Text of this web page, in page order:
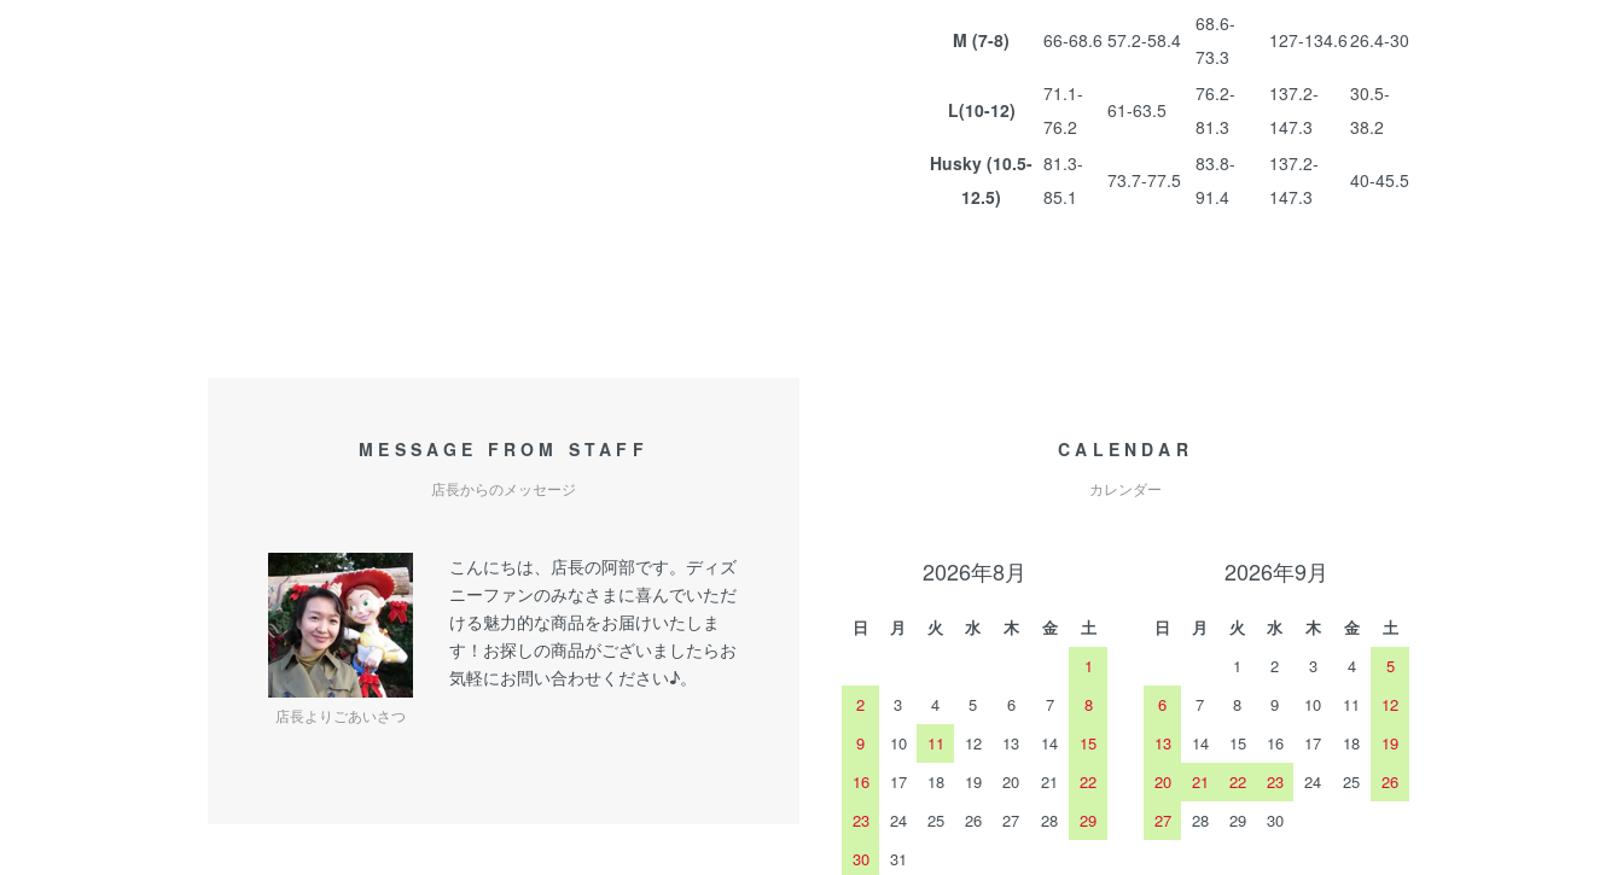
M (7-8) 66-68.6 57.2-58.4
68.6-
73.3
127-134.626.4-30
L(10-12)
71.1-
76.2
61-63.5
76.2-
81.3
137.2-
147.3
30.5-
38.2
Husky (10.5-
12.5)
81.3-
85.1
73.7-77.5
83.8-
91.4
137.2-
147.3
40-45.5
MESSAGE FROM STAFF
店長からのメッセージ
店長よりごあいさつ
こんにちは、店長の阿部です。ディズ
ニーファンのみなさまに喜んでいただ
ける魅力的な商品をお届けいたしま
す！お探しの商品がございましたらお
気軽にお問い合わせください♪。
CALENDAR
カレンダー
2026年8月
日 月 火 水 木 金
土
1
2
3 4 5 6 7
8
9
10 11 12 13 14
15
16
17 18 19 20 21
22
23
24 25 26 27 28
29
30
31
2026年9月
日 月 火 水 木 金
土
1
2 3 4
5
6
7 8 9 10 11
12
13
14 15 16 17 18
19
20
21 22 23 24 25
26
27
28 29 30